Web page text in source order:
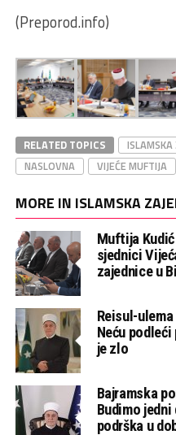
(Preporod.info)
RELATED TOPICS ISLAMSKA
NASLOVNA
VIJEĆE MUFTIJA
MORE IN ISLAMSKA
Muftija
sjednici
zajednice u
Reisul-
Neću
je zlo
Bajramska
Budimo
podrška u